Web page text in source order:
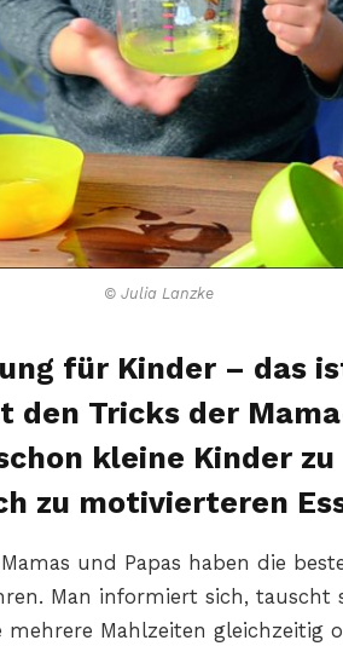
© Julia Lanzke
für Kinder – das
den Tricks der
kleine Kinder
zu motivierteren
und Papas haben die
Man informiert sich, tauscht
mehrere Mahlzeiten gleichzeitig